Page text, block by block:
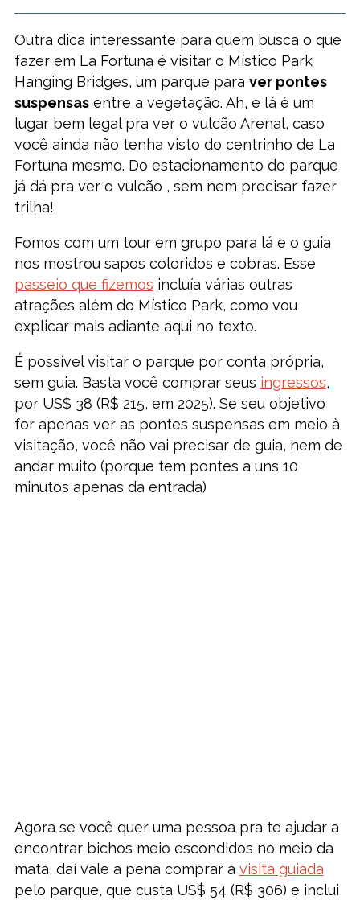
Outra dica interessante para quem busca o que
fazer em La Fortuna é visitar o Místico Park
Hanging Bridges, um parque para ver pontes
suspensasentre a vegetação. Ah, e lá é um
lugar bem legal pra ver o vulcão Arenal, caso
você ainda não tenha visto do centrinho de La
Fortuna mesmo. Do estacionamento do parque
já dá pra ver o vulcão , sem nem precisar fazer
trilha!
Fomos com um tour em grupo para lá e o guia
nos mostrou sapos coloridos e cobras. Esse
passeio que fizemos incluía várias outras
atrações além do Místico Park, como vou
explicar mais adiante aqui no texto.
É possível visitar o parque por conta própria,
sem guia. Basta você comprar seus ingressos,
por US$ 38 (R$ 215, em 2025). Se seu objetivo
for apenas ver as pontes suspensas em meio à
visitação, você não vai precisar de guia, nem de
andar muito (porque tem pontes a uns 10
minutos apenas da entrada)
Agora se você quer uma pessoa pra te ajudar a
encontrar bichos meio escondidos no meio da
mata, daí vale a pena comprar a visita guiada
pelo parque, que custa US$ 54 (R$ 306) e inclui